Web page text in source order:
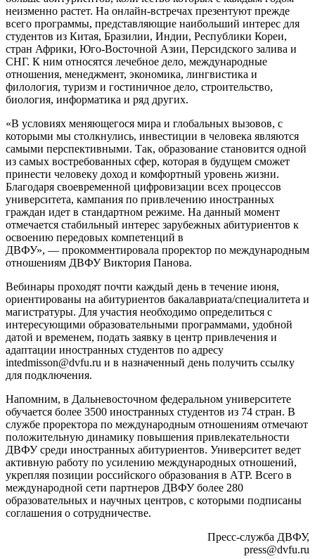
неизменно растет. На онлайн-встречах презентуют прежде
всего программы, представляющие наибольший интерес для
студентов из Китая, Бразилии, Индии, Республики Кореи,
стран Африки, Юго-Восточной Азии, Персидского залива и
СНГ. К ним относятся лечебное дело, международные
отношения, менеджмент, экономика, лингвистика и
филология, туризм и гостиничное дело, строительство,
биология, информатика и ряд других.
«В условиях меняющегося мира и глобальных вызовов, с
которыми мы столкнулись, инвестиции в человека являются
самыми перспективными. Так, образование становится одной
из самых востребованных сфер, которая в будущем сможет
принести человеку доход и комфортный уровень жизни.
Благодаря своевременной цифровизации всех процессов
университета, кампания по привлечению иностранных
граждан идет в стандартном режиме. На данный момент
отмечается стабильный интерес зарубежных абитуриентов к
освоению передовых компетенций в
ДВФУ», — прокомментировала проректор по международным
отношениям ДВФУ Виктория Панова.
Вебинары проходят почти каждый день в течение июня,
ориентированы на абитуриентов бакалавриата/специалитета и
магистратуры. Для участия необходимо определиться с
интересующими образовательными программами, удобной
датой и временем, подать заявку в центр привлечения и
адаптации иностранных студентов по адресу
intedmisson@dvfu.ru и в назначенный день получить ссылку
для подключения.
Напомним, в Дальневосточном федеральном университете
обучается более 3500 иностранных студентов из 74 стран. В
службе проректора по международным отношениям отмечают
положительную динамику повышения привлекательности
ДВФУ среди иностранных абитуриентов. Университет ведет
активную работу по усилению международных отношений,
укрепляя позиции российского образования в АТР. Всего в
международной сети партнеров ДВФУ более 280
образовательных и научных центров, с которыми подписаны
соглашения о сотрудничестве.
Пресс-служба ДВФУ,
press@dvfu.ru